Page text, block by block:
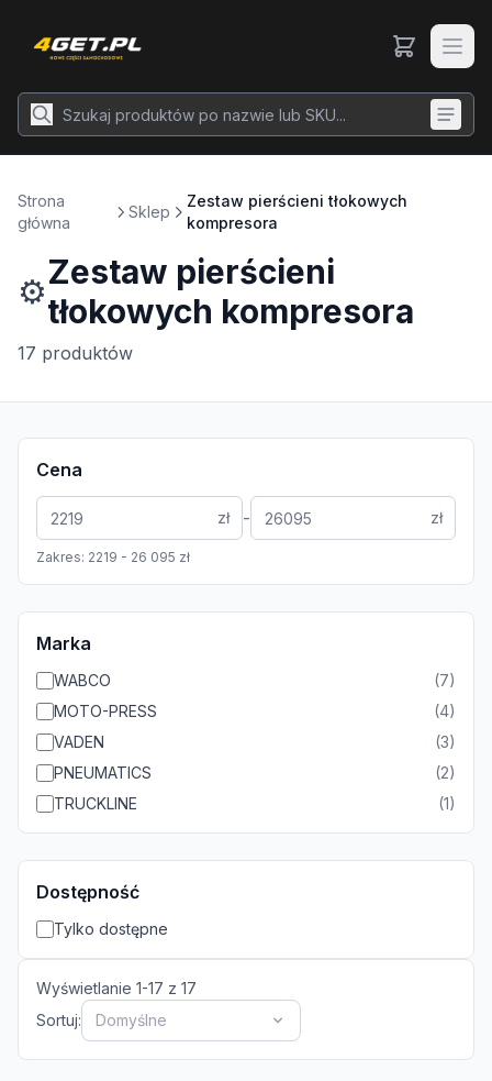
Strona
główna
Sklep
Zestaw pierścieni tłokowych
kompresora
⚙️Zestaw pierścieni
tłokowych kompresora
17 produktów
Cena
zł - zł
Zakres: 2219 - 26 095 zł
Marka
WABCO (7)
MOTO-PRESS
(4)
VADEN
(3)
PNEUMATICS
(2)
TRUCKLINE
(1)
Dostępność
Tylko dostępne
Wyświetlanie 1-17 z 17
Sortuj:
Domyślne